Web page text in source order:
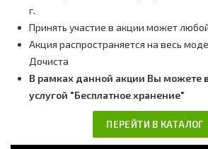
г.
Принять участие в акции может
Акция распространяется на весь
Дочиста
В рамках данной акции Вы можете
услугой "Бесплатное хранение"
ПЕРЕЙТИ В КАТАЛОГ